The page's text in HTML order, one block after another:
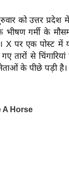
को उत्तर
भीषण गर्मी के
X पर एक पोस्ट में
तारों से
के पीछे पड़ी है।